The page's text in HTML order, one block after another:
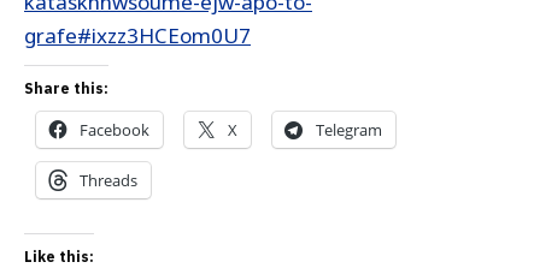
grafe#ixzz3HCEom0U7
Share this:
Facebook X Telegram
Threads
Like this: